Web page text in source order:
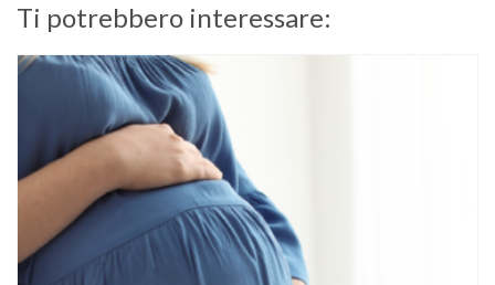
Ti potrebbero interessare: